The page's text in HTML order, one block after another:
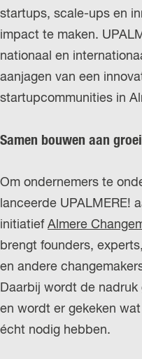
startups, scale-ups en
impact te maken.
nationaal en
aanjagen van een
startupcommunities in
Samen bouwen aan groei
Om ondernemers te
lanceerde UPALMERE!
initiatief Almere
brengt founders,
en andere
Daarbij wordt de
en wordt er gekeken
écht nodig hebben.